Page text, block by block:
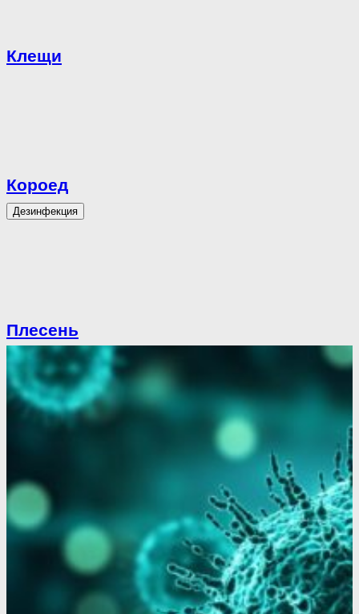
Клещи
Короед
Дезинфекция
Плесень